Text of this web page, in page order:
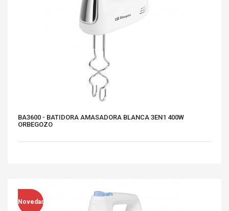
BA3600 - BATIDORA AMASADORA BLANCA 3EN1 400W
ORBEGOZO
Novedad